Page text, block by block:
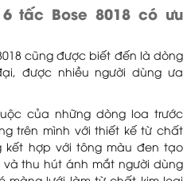
tấc Bose 8018 có ưu
cũng được biết đến là dòng
được nhiều người dùng ưa
của những dòng loa trước
trên mình với thiết kế từ chất
kết hợp với tông màu đen tạo
và thu hút ánh mắt người dùng